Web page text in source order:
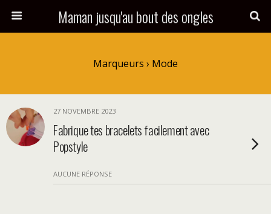
Maman jusqu'au bout des ongles
Marqueurs › Mode
27 NOVEMBRE 2023
Fabrique tes bracelets facilement avec
Popstyle
AUCUNE RÉPONSE